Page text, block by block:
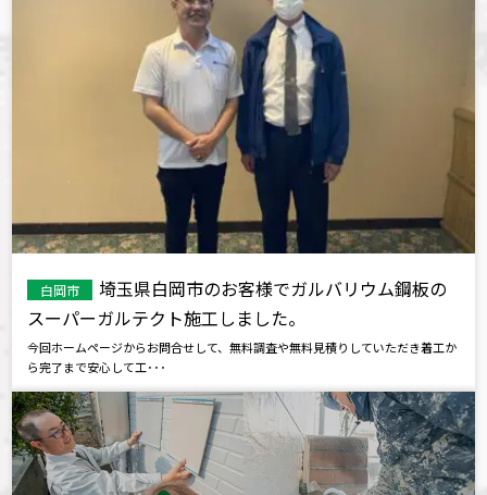
白岡市
埼玉県白岡市のお客様でガルバリウム鋼板の
スーパーガルテクト施工しました。
今回ホームページからお問合せして、無料調査や無料見積りしていただき着工か
ら完了まで安心して工･･･